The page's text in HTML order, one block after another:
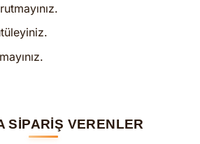
SİPARİŞ VERENLER